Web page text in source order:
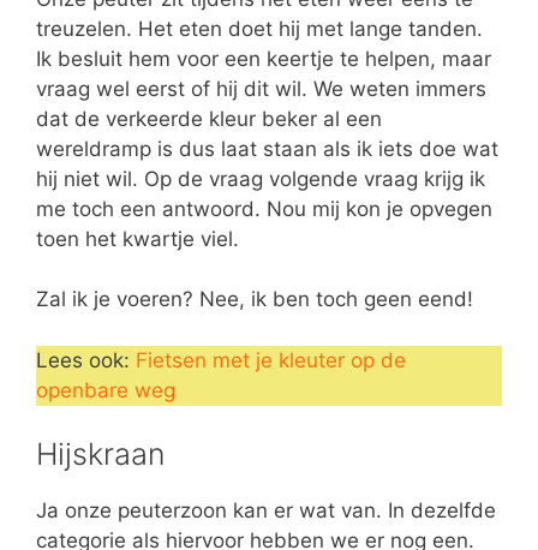
treuzelen. Het eten doet hij met lange tanden.
Ik besluit hem voor een keertje te helpen, maar
vraag wel eerst of hij dit wil. We weten immers
dat de verkeerde kleur beker al een
wereldramp is dus laat staan als ik iets doe wat
hij niet wil. Op de vraag volgende vraag krijg ik
me toch een antwoord. Nou mij kon je opvegen
toen het kwartje viel.
Zal ik je voeren? Nee, ik ben toch geen eend!
Lees ook: Fietsen met je kleuter op de
openbare weg
Hijskraan
Ja onze peuterzoon kan er wat van. In dezelfde
categorie als hiervoor hebben we er nog een.